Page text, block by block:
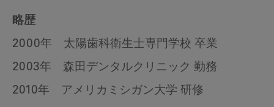
略歴
2000年 太陽歯科衛生士専門学校 卒業
2003年 森田デンタルクリニック 勤務
2010年 アメリカミシガン大学 研修